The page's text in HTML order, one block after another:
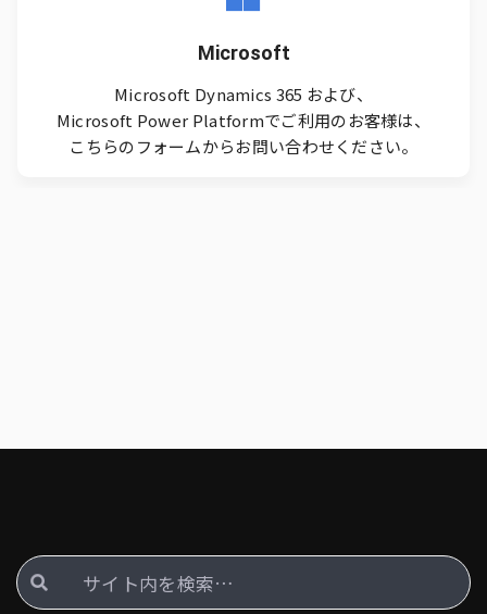
Microsoft
Microsoft Dynamics 365 および、
Microsoft Power Platformでご利用のお客様は、
こちらのフォームからお問い合わせください。